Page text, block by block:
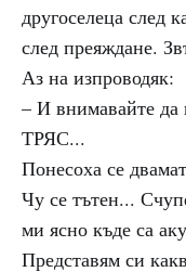
другоселеца след
след преяждане.
Аз на изпроводяк:
– И внимавайте да
ТРЯС...
Понесоха се
Чу се тътен...
ми ясно къде са
Представям си